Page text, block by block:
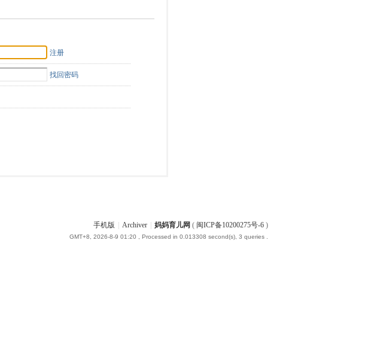
注册
找回密码
手机版 Archiver 妈妈育儿网 ( 闽ICP备10200275号-6 )
GMT+8, 2026-8-9 01:20 , Processed in 0.013308 second(s), 3 queries .